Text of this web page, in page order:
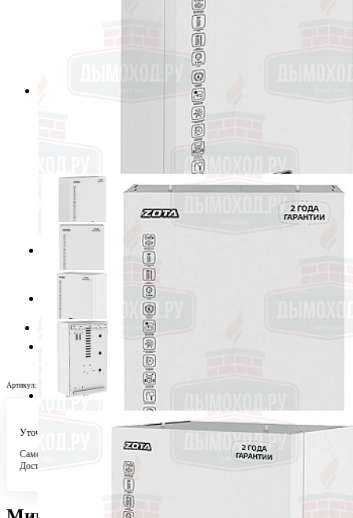
Артикул: Н0019415
Уточняйте у менеджера
Самовывоз
Бесплатно в 4 магазинах
Доставка по городу